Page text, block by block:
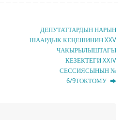
ДЕПУТАТТАРДЫН НАРЫН
ШААРДЫК КЕҢЕШИНИН XXV
ЧАКЫРЫЛЫШТАГЫ
КЕЗЕКТЕГИ XXIV
СЕССИЯСЫНЫН №
6/9ТОКТОМУ